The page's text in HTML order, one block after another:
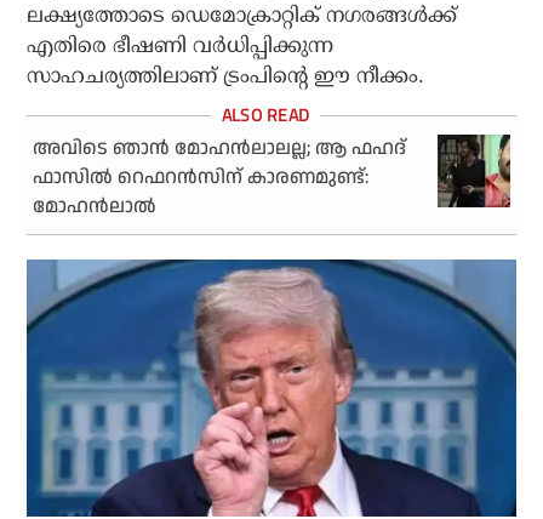
ലക്ഷ്യത്തോടെ ഡെമോക്രാറ്റിക് നഗരങ്ങള്‍ക്ക്
എതിരെ ഭീഷണി വര്‍ധിപ്പിക്കുന്ന
സാഹചര്യത്തിലാണ് ട്രംപിന്റെ ഈ നീക്കം.
അവിടെ ഞാന്‍ മോഹന്‍ലാലല്ല; ആ ഫഹദ്
ഫാസില്‍ റെഫറന്‍സിന് കാരണമുണ്ട്:
മോഹന്‍ലാല്‍